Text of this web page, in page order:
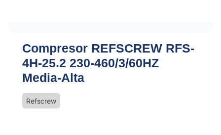
Compresor REFSCREW RFS-
4H-25.2 230-460/3/60HZ
Media-Alta
Refscrew